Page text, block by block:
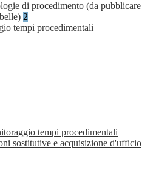
di procedimento (da pubblicare
2
tempi procedimentali
tempi procedimentali
sostitutive e acquisizione d'ufficio